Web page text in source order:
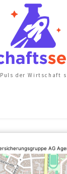
Puls der Wirtschaft
AG